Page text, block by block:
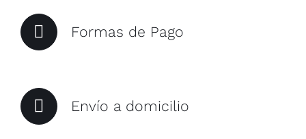
Formas de Pago
Envío a domicilio